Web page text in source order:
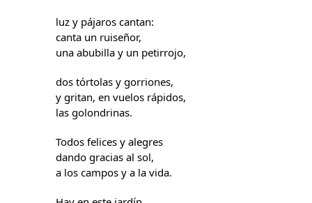
luz y pájaros cantan:
canta un ruiseñor,
una abubilla y un petirrojo,
dos tórtolas y gorriones,
y gritan, en vuelos rápidos,
las golondrinas.
Todos felices y alegres
dando gracias al sol,
a los campos y a la vida.